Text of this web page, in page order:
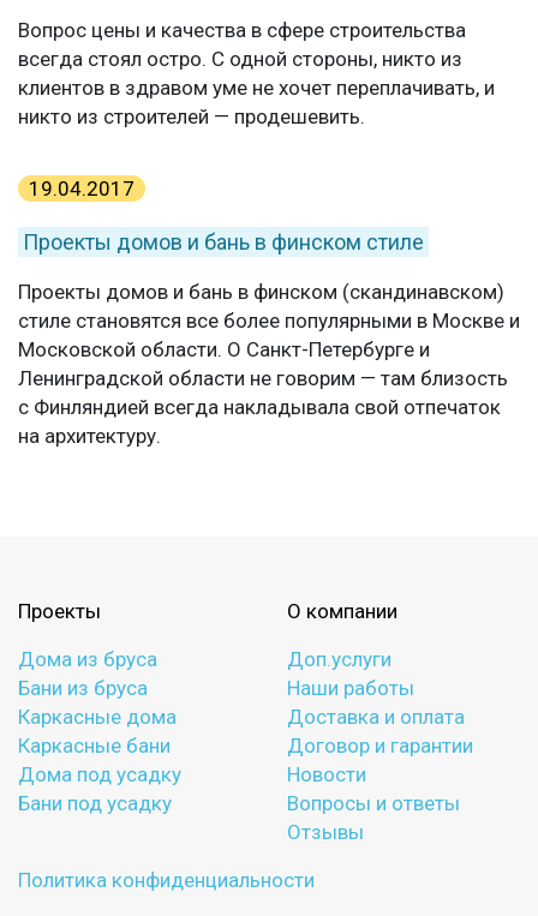
Вопрос цены и качества в сфере строительства
всегда стоял остро. С одной стороны, никто из
клиентов в здравом уме не хочет переплачивать, и
никто из строителей — продешевить.
19.04.2017
Проекты домов и бань в финском стиле
Проекты домов и бань в финском (скандинавском)
стиле становятся все более популярными в Москве и
Московской области. О Санкт-Петербурге и
Ленинградской области не говорим — там близость
с Финляндией всегда накладывала свой отпечаток
на архитектуру.
Проекты
Дома из бруса
Бани из бруса
Каркасные дома
Каркасные бани
Дома под усадку
Бани под усадку
О компании
Доп.услуги
Наши работы
Доставка и оплата
Договор и гарантии
Новости
Вопросы и ответы
Отзывы
Политика конфиденциальности